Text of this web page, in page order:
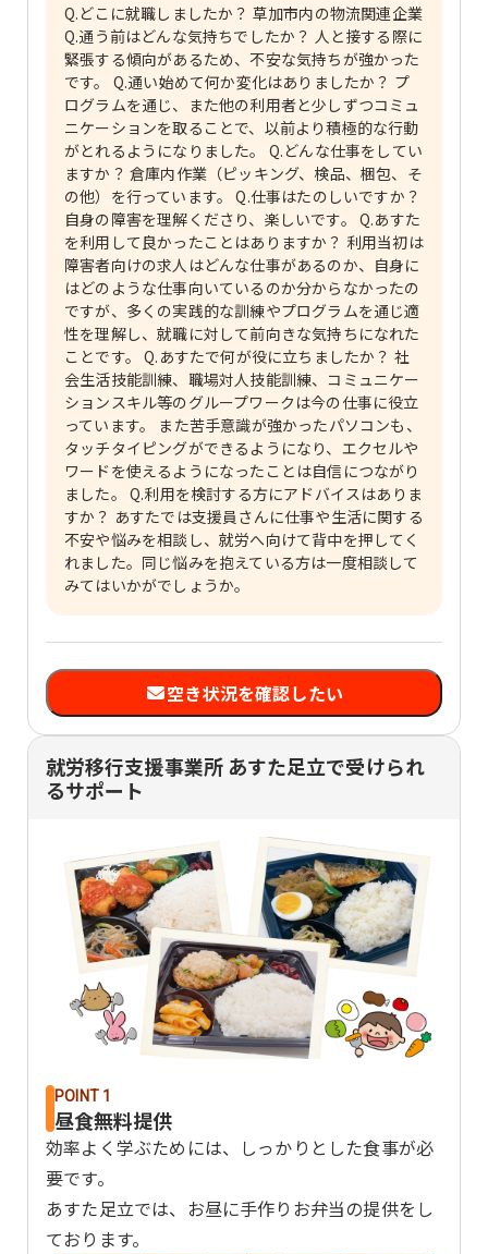
Q.どこに就職しましたか？ 草加市内の物流関連企業
Q.通う前はどんな気持ちでしたか？ 人と接する際に
緊張する傾向があるため、不安な気持ちが強かった
です。 Q.通い始めて何か変化はありましたか？ プ
ログラムを通じ、また他の利用者と少しずつコミュ
ニケーションを取ることで、以前より積極的な行動
がとれるようになりました。 Q.どんな仕事をしてい
ますか？ 倉庫内作業（ピッキング、検品、梱包、そ
の他）を行っています。 Q.仕事はたのしいですか？
自身の障害を理解くださり、楽しいです。 Q.あすた
を利用して良かったことはありますか？ 利用当初は
障害者向けの求人はどんな仕事があるのか、自身に
はどのような仕事向いているのか分からなかったの
ですが、多くの実践的な訓練やプログラムを通じ適
性を理解し、就職に対して前向きな気持ちになれた
ことです。 Q.あすたで何が役に立ちましたか？ 社
会生活技能訓練、職場対人技能訓練、コミュニケー
ションスキル等のグループワークは今の仕事に役立
っています。 また苦手意識が強かったパソコンも、
タッチタイピングができるようになり、エクセルや
ワードを使えるようになったことは自信につながり
ました。 Q.利用を検討する方にアドバイスはありま
すか？ あすたでは支援員さんに仕事や生活に関する
不安や悩みを相談し、就労へ向けて背中を押してく
れました。同じ悩みを抱えている方は一度相談して
みてはいかがでしょうか。
空き状況を確認したい
就労移行支援事業所 あすた足立で受けられ
るサポート
POINT 1
昼食無料提供
効率よく学ぶためには、しっかりとした食事が必
要です。
あすた足立では、お昼に手作りお弁当の提供をし
ております。